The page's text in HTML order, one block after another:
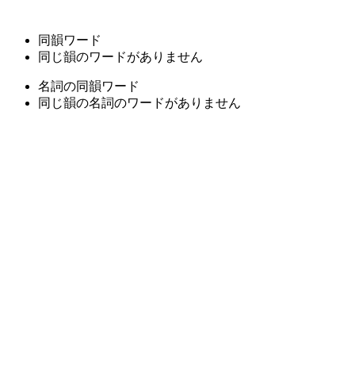
同韻ワード
同じ韻のワードがありません
名詞の同韻ワード
同じ韻の名詞のワードがありません